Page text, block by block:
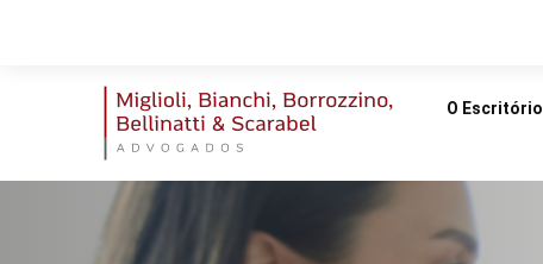
O Escritório